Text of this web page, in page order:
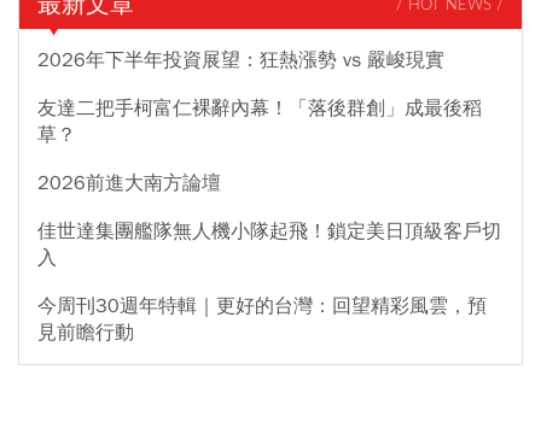
/ HOT NEWS /
2026年下半年投資展望：狂熱漲勢 vs 嚴峻現實
友達二把手柯富仁裸辭內幕！「落後群創」成最後稻
草？
2026前進大南方論壇
佳世達集團艦隊無人機小隊起飛！鎖定美日頂級客戶切
入
今周刊30週年特輯｜更好的台灣：回望精彩風雲，預
見前瞻行動